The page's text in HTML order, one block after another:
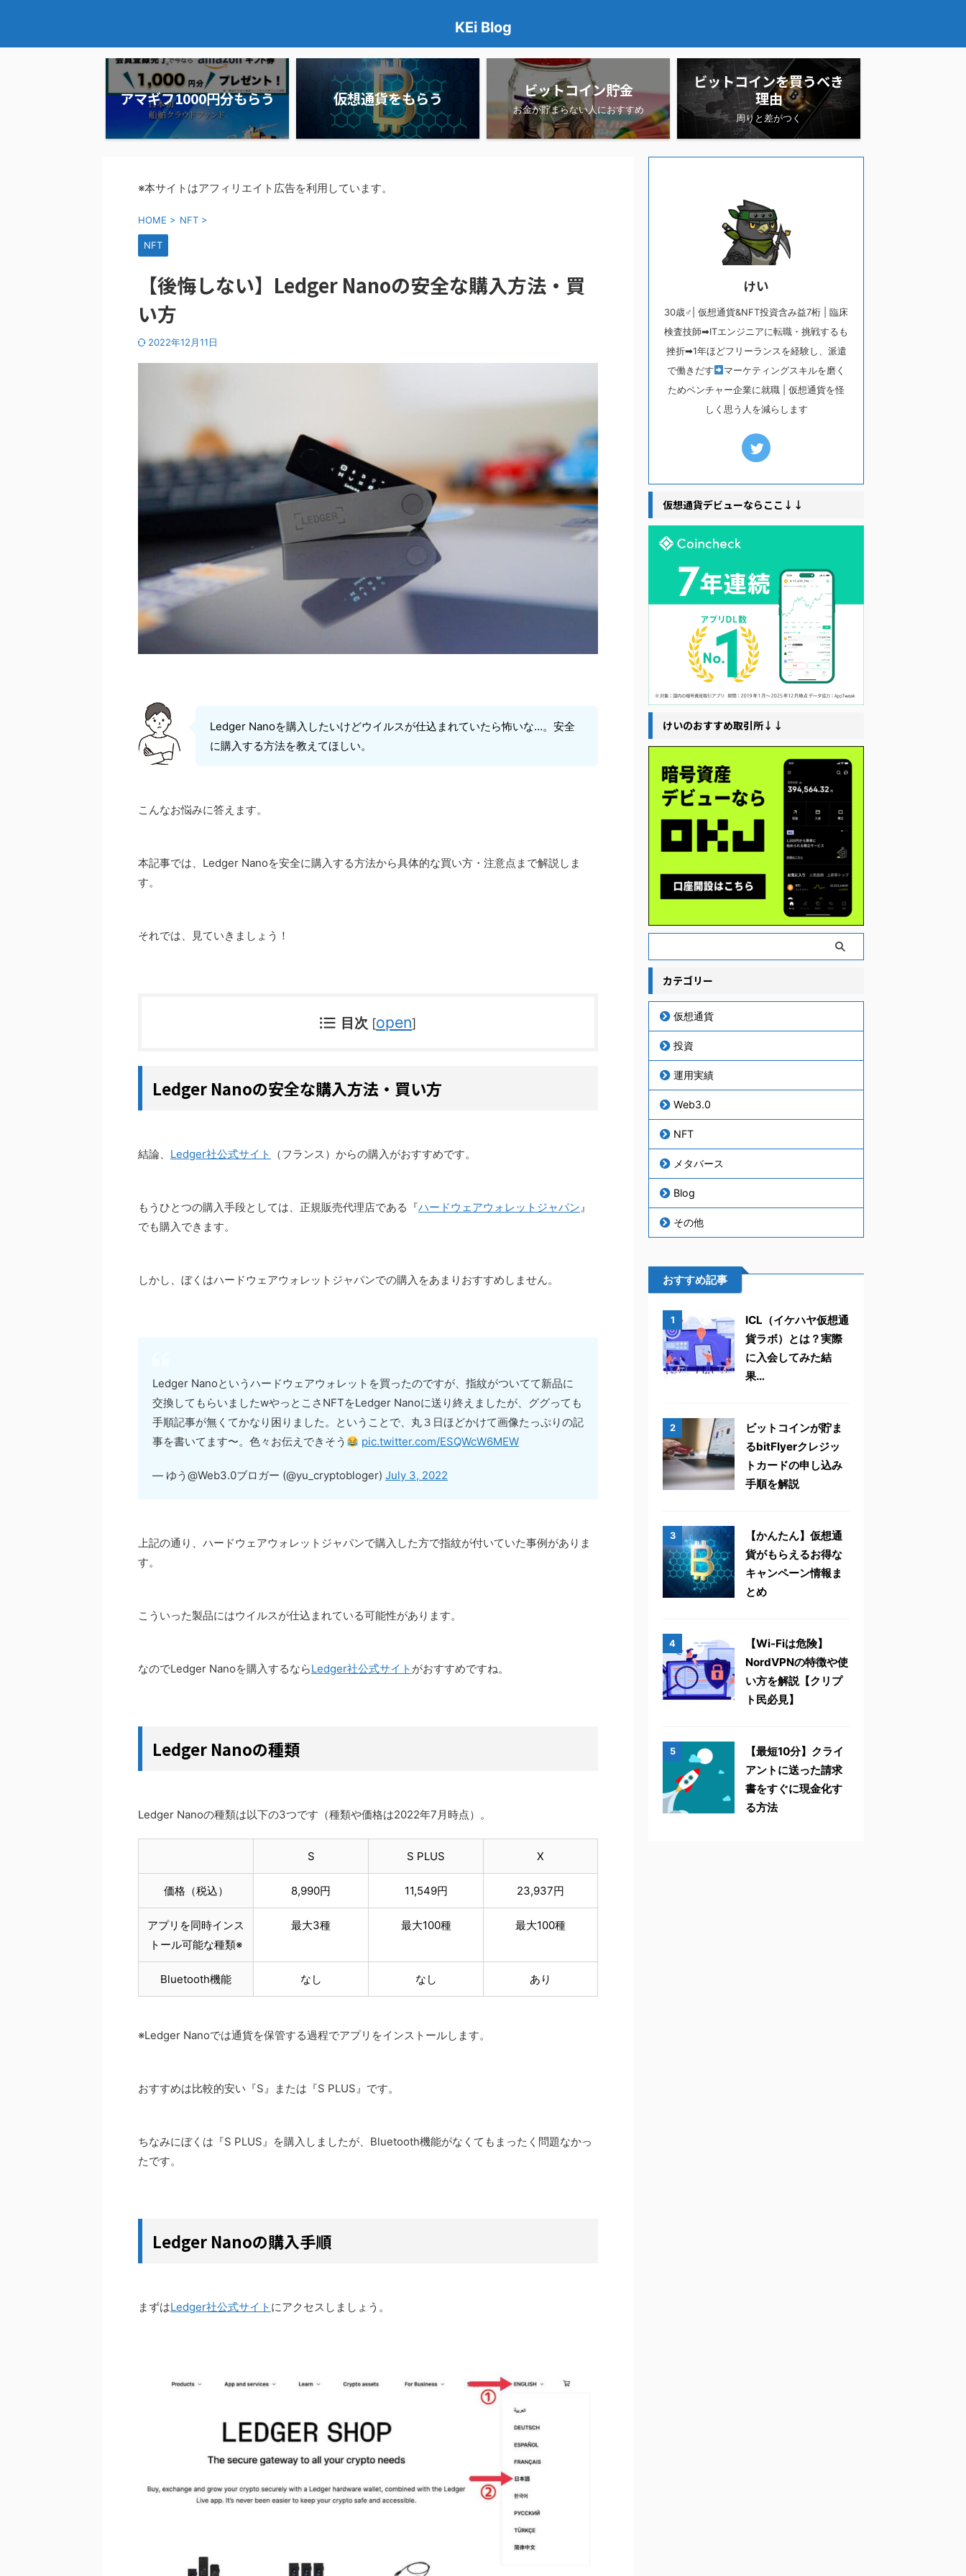
KEi Blog
アマギフ1000円分もらう 仮想通貨をもらう ビットコイン貯金
お金が貯まらない人におすすめ
ビットコインを買うべき
理由
周りと差がつく
※本サイトはアフィリエイト広告を利用しています。
HOME > NFT >
NFT
【後悔しない】Ledger Nanoの安全な購入方法・買
い方
2022年12月11日
Ledger Nanoを購入したいけどウイルスが仕込まれていたら怖いな…。安全
に購入する方法を教えてほしい。
こんなお悩みに答えます。
本記事では、Ledger Nanoを安全に購入する方法から具体的な買い方・注意点まで解説しま
す。
それでは、見ていきましょう！
目次 [open]
Ledger Nanoの安全な購入方法・買い方
結論、 Ledger社公式サイト （フランス）からの購入がおすすめです。
もうひとつの購入手段としては、正規販売代理店である『ハードウェアウォレットジャパン』
でも購入できます。
しかし、ぼくはハードウェアウォレットジャパンでの購入をあまりおすすめしません。
Ledger Nanoというハードウェアウォレットを買ったのですが、指紋がついてて新品に
交換してもらいましたwやっとこさNFTをLedger Nanoに送り終えましたが、ググっても
手順記事が無くてかなり困りました。ということで、丸３日ほどかけて画像たっぷりの記
事を書いてます〜。色々お伝えできそう
pic.twitter.com/ESQWcW6MEW
— ゆう@Web3.0ブロガー (@yu_cryptobloger) July 3, 2022
上記の通り、ハードウェアウォレットジャパンで購入した方で指紋が付いていた事例がありま
す。
こういった製品にはウイルスが仕込まれている可能性があります。
なのでLedger Nanoを購入するならLedger社公式サイト がおすすめですね。
Ledger Nanoの種類
Ledger Nanoの種類は以下の3つです（種類や価格は2022年7月時点）。
S S PLUS X
価格（税込） 8,990円 11,549円 23,937円
アプリを同時インス
トール可能な種類※
最大3種 最大100種 最大100種
Bluetooth機能 なし なし あり
※Ledger Nanoでは通貨を保管する過程でアプリをインストールします。
おすすめは比較的安い『S』または『S PLUS』です。
ちなみにぼくは『S PLUS』を購入しましたが、Bluetooth機能がなくてもまったく問題なかっ
たです。
Ledger Nanoの購入手順
まずはLedger社公式サイト にアクセスしましょう。
けい
30歳♂| 仮想通貨&NFT投資含み益7桁 | 臨床
検査技師➡ITエンジニアに転職・挑戦するも
挫折➡1年ほどフリーランスを経験し、派遣
で働きだす
マーケティングスキルを磨く
ためベンチャー企業に就職 | 仮想通貨を怪
しく思う人を減らします
仮想通貨デビューならここ↓↓
けいのおすすめ取引所↓↓
カテゴリー
仮想通貨
投資
運用実績
Web3.0
NFT
メタバース
Blog
その他
おすすめ記事
1
ICL（イケハヤ仮想通
貨ラボ）とは？実際
に入会してみた結
果…
2
ビットコインが貯ま
るbitFlyerクレジッ
トカードの申し込み
手順を解説
3
【かんたん】仮想通
貨がもらえるお得な
キャンペーン情報ま
とめ
4
【Wi-Fiは危険】
NordVPNの特徴や使
い方を解説【クリプ
ト民必見】
5
【最短10分】クライ
アントに送った請求
書をすぐに現金化す
る方法